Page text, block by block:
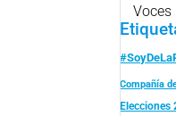
Voces
Compañía
Elecciones